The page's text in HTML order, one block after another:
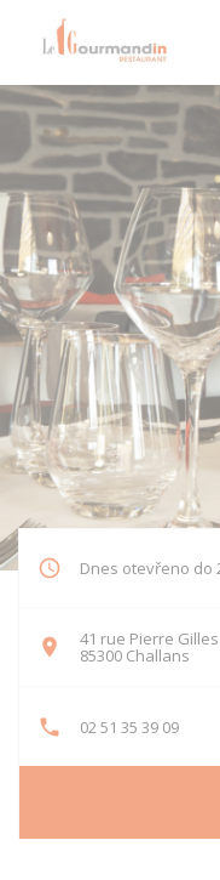
Dnes otevřeno do
41 rue Pierre
85300 Challans
02 51 35 39 09